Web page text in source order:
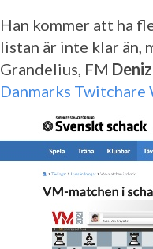
Han kommer att ha
listan är inte klar än,
Grandelius, FM
Danmarks Twitchare